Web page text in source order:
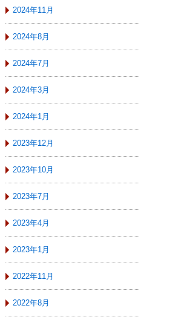
2024年11月
2024年8月
2024年7月
2024年3月
2024年1月
2023年12月
2023年10月
2023年7月
2023年4月
2023年1月
2022年11月
2022年8月